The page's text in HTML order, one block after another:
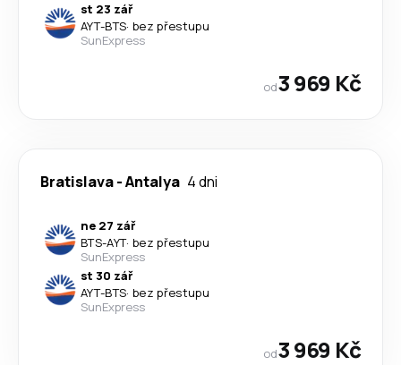
st 23 zář
AYT-BTS· bez přestupu
SunExpress
od3 969 Kč
Bratislava-Antalya 4 dni
ne 27 zář
BTS-AYT· bez přestupu
SunExpress
st 30 zář
AYT-BTS· bez přestupu
SunExpress
od3 969 Kč